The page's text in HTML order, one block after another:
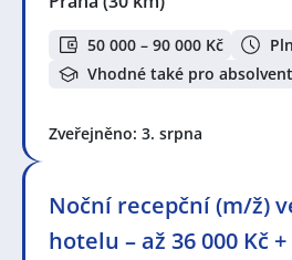
50 000 – 90 000 Kč
Vhodné také pro
Zveřejněno: 3. srpna
Noční recepční (m/ž)
hotelu – až 36 000 Kč +